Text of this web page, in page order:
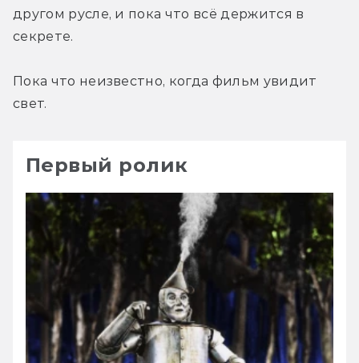
другом русле, и пока что всё держится в
секрете.
Пока что неизвестно, когда фильм увидит
свет.
Первый ролик